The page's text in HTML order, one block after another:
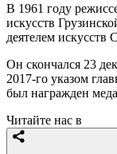
В 1961 году
искусств
деятелем
Он скончался 23
2017-го указом
был награжден
Читайте нас в